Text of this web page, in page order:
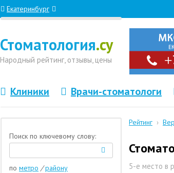
Екатеринбург
Стоматология.су
Народный рейтинг, отзывы, цены
Клиники Врачи-стоматологи
Рейтинг ›
5-е место в
Поиск по ключевому слову:
по метро / району